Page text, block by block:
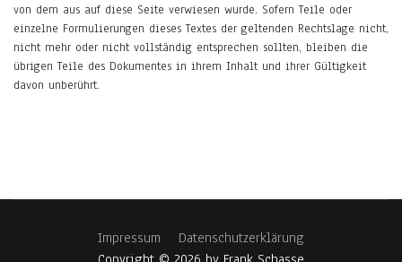
von dem aus auf diese Seite verwiesen wurde. Sofern Teile oder
einzelne Formulierungen dieses Textes der geltenden Rechtslage nicht,
nicht mehr oder nicht vollständig entsprechen sollten, bleiben die
übrigen Teile des Dokumentes in ihrem Inhalt und ihrer Gültigkeit
davon unberührt.
Impressum
Datenschutzerklärung